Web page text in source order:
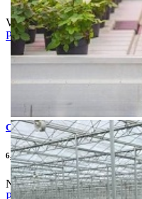
Vitez u polju!
Pogledaj
CORTES
6,520.00din
Najpopularniji hibrid u Evropi